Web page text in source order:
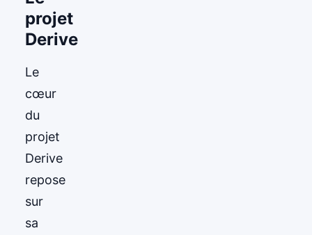
projet
Derive
Le
cœur
du
projet
Derive
repose
sur
sa